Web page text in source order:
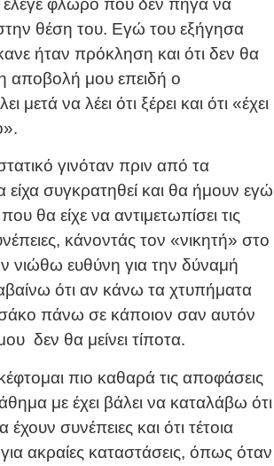
έλεγε φλώρο που δεν πήγα να
θέση του. Εγώ του εξήγησα
ήταν πρόκληση και ότι δεν θα
μου επειδή ο
μετά να λέει ότι ξέρει και ότι «έχει
γινόταν πριν από τα
συγκρατηθεί και θα ήμουν εγώ
θα είχε να αντιμετωπίσει τις
κάνοντάς τον «νικητή» στο
νιώθω ευθύνη για την δύναμή
ότι αν κάνω τα χτυπήματα
πάνω σε κάποιον σαν αυτόν
δεν θα μείνει τίποτα.
πιο καθαρά τις αποφάσεις
με έχει βάλει να καταλάβω ότι
έχουν συνέπειες και ότι τέτοια
ακραίες καταστάσεις, όπως όταν